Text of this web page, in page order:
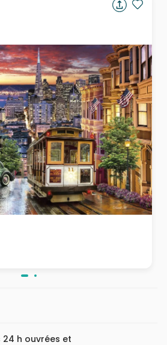
24 h ouvrées et